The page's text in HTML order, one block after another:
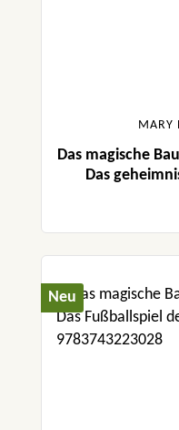
MARY
Das magische
Das
Neu